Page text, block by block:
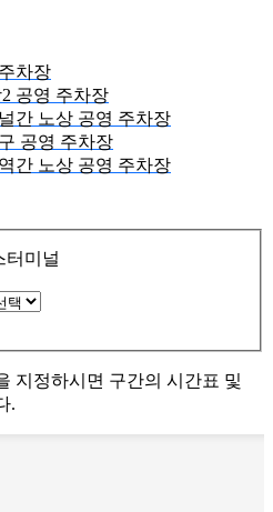
차장
공영 주차장
간 노상 공영 주차장
공영 주차장
간 노상 공영 주차장
터미널
지정하시면 구간의 시간표 및
.